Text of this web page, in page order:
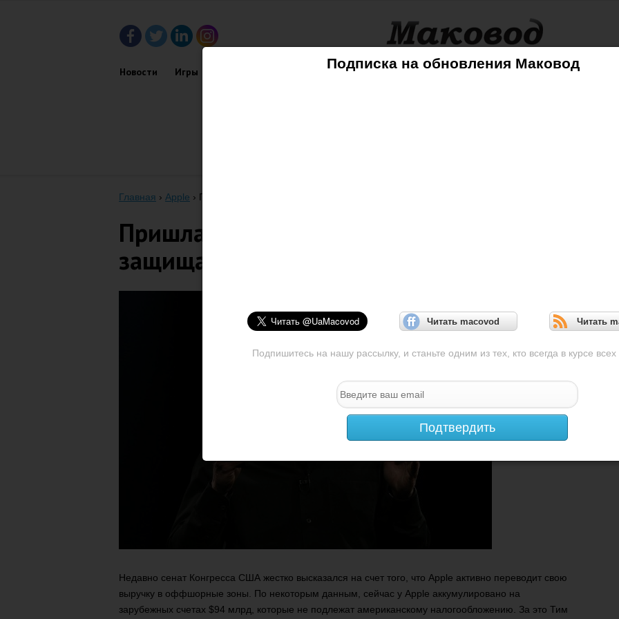
Подписка на обновления Маковод
Читать macovod Читать
Подпишитесь на нашу рассылку, и станьте одним из тех, кто всегда в курсе всех
Подтвердить
Новости Игры Советы Mac iPhone iPad iPod AppleTV
Главная › Apple › Пришла налоговая: Тиму Куку придется защищать Apple из-за оффшоров
Пришла налоговая: Тиму Куку придется
защищать Apple из-за оффшоров
Недавно сенат Конгресса США жестко высказался на счет того, что Apple активно переводит свою
выручку в оффшорные зоны. По некоторым данным, сейчас у Apple аккумулировано на
зарубежных счетах $94 млрд, которые не подлежат американскому налогообложению. За это Тим